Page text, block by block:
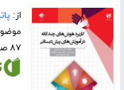
از:
۸۷ صفحه